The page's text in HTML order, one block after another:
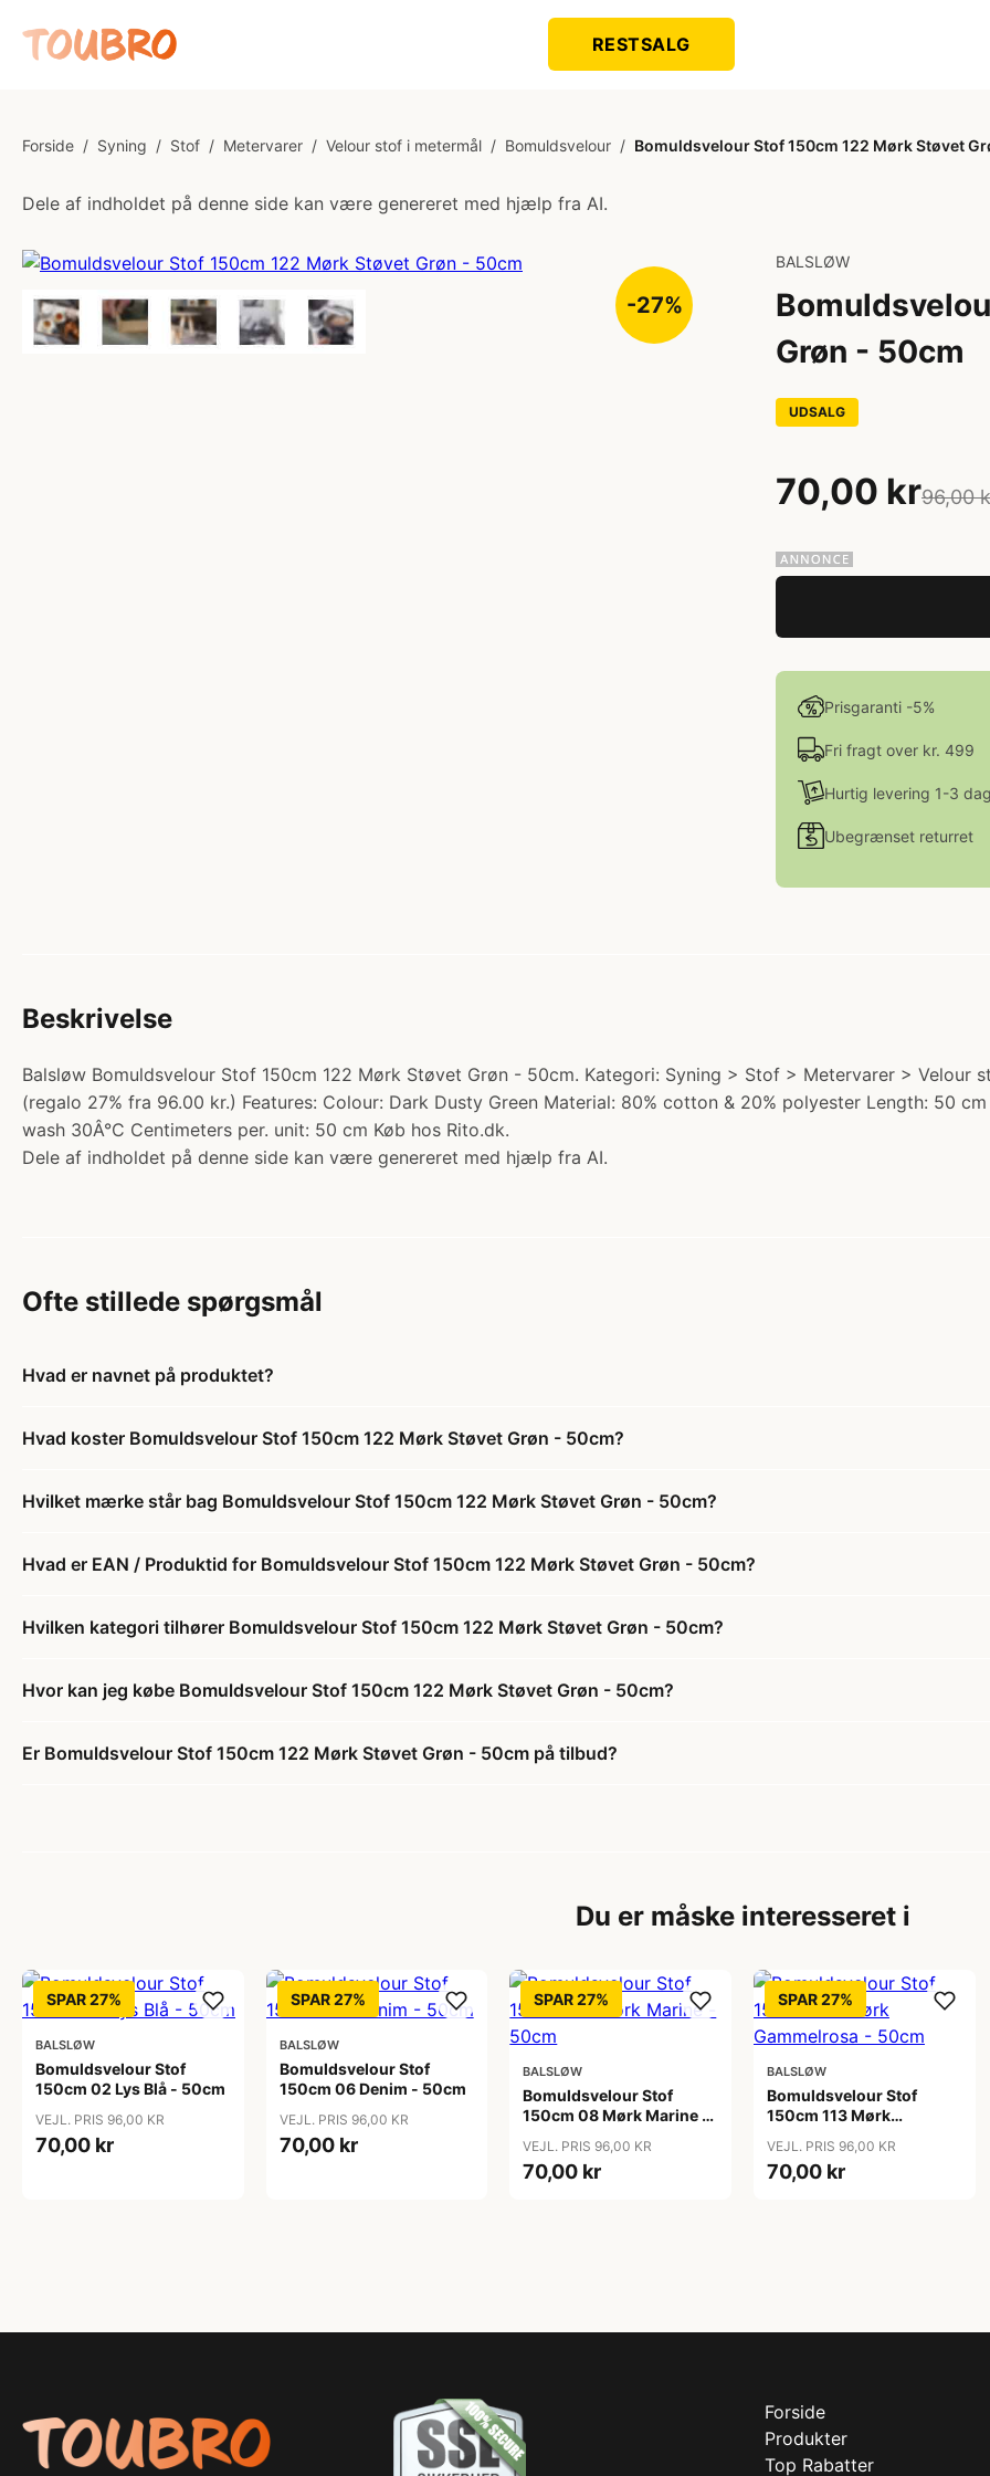
RESTSALG
Forside / Syning / Stof / Metervarer / Velour stof i metermål / Bomuldsvelour / Bomuldsvelour Stof 150cm 122 Mørk Støvet
Dele af indholdet på denne side kan være genereret med hjælp fra AI.
-27%
BALSLØW
Grøn - 50cm
UDSALG
70,00 kr96,00
Prisgaranti -5%
Fri fragt over kr. 499
Hurtig levering 1-3
Ubegrænset returret
Beskrivelse
Balsløw Bomuldsvelour Stof 150cm 122 Mørk Støvet Grøn - 50cm. Kategori: Syning > Stof > Metervarer > Velour
(regalo 27% fra 96.00 kr.) Features: Colour: Dark Dusty Green Material: 80% cotton & 20% polyester Length: 50
wash 30Â°C Centimeters per. unit: 50 cm Køb hos Rito.dk.
Dele af indholdet på denne side kan være genereret med hjælp fra AI.
Ofte stillede spørgsmål
Hvad er navnet på produktet?
Hvad koster Bomuldsvelour Stof 150cm 122 Mørk Støvet Grøn - 50cm?
Hvilket mærke står bag Bomuldsvelour Stof 150cm 122 Mørk Støvet Grøn - 50cm?
Hvad er EAN / Produktid for Bomuldsvelour Stof 150cm 122 Mørk Støvet Grøn - 50cm?
Hvilken kategori tilhører Bomuldsvelour Stof 150cm 122 Mørk Støvet Grøn - 50cm?
Hvor kan jeg købe Bomuldsvelour Stof 150cm 122 Mørk Støvet Grøn - 50cm?
Er Bomuldsvelour Stof 150cm 122 Mørk Støvet Grøn - 50cm på tilbud?
Du er måske interesseret i
SPAR 27%
BALSLØW
Bomuldsvelour Stof
150cm 02 Lys Blå - 50cm
VEJL. PRIS 96,00 KR
70,00 kr
SPAR 27%
BALSLØW
Bomuldsvelour Stof
150cm 06 Denim - 50cm
VEJL. PRIS 96,00 KR
70,00 kr
SPAR 27%
BALSLØW
Bomuldsvelour Stof
150cm 08 Mørk Marine -
VEJL. PRIS 96,00 KR
70,00 kr
SPAR 27%
BALSLØW
Bomuldsvelour Stof
150cm 113 Mørk
VEJL. PRIS 96,00 KR
70,00 kr
Forside
Produkter
Top Rabatter